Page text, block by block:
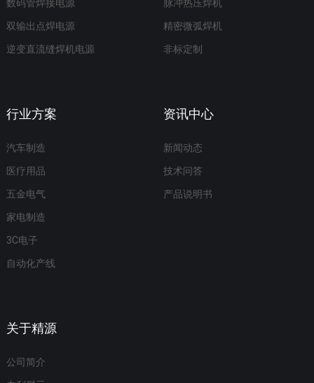
数码管焊接电源
双输出点焊电源
逆变直流缝焊机电源
脉冲热压焊机
精密微弧焊机
非标定制
行业方案
汽车制造
医疗用品
五金电气
家电制造
3C电子
自动化产线
资讯中心
新闻动态
技术问答
产品说明书
关于精源
公司简介